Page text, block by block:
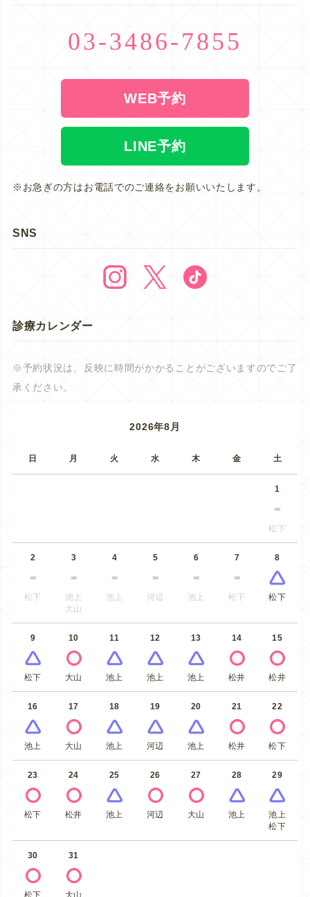
03-3486-7855
WEB予約
LINE予約
※お急ぎの方はお電話でのご連絡をお願いいたします。
SNS
診療カレンダー
※予約状況は、反映に時間がかかることがございますのでご了
承ください。
2026年8月
日 月 火 水 木 金 土
1
松下
2
松下
3
池上
大山
4
池上
5
河辺
6
池上
7
松下
8
松下
9
松下
10
大山
11
池上
12
池上
13
池上
14
松井
15
松井
16
池上
17
大山
18
池上
19
河辺
20
池上
21
松井
22
松下
23
松下
24
松井
25
池上
26
河辺
27
大山
28
池上
29
池上
松下
30
松下
31
大山